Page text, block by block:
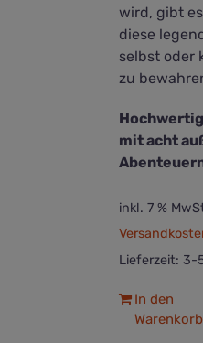
wird, gibt
diese
selbst oder
zu
mit acht
inkl. 7 %
Lieferzeit: 3-
In den
Warenkorb